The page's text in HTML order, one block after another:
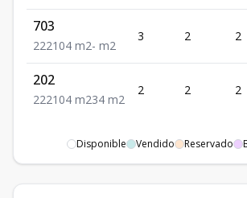
703
222104 m2- m2
3 2 2
202
222104 m234 m2
2 2 2
Disponible Vendido Reservado